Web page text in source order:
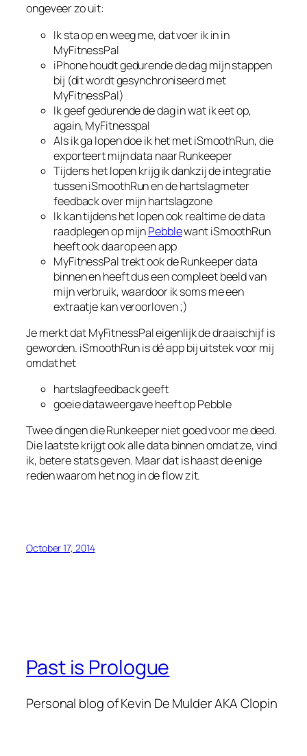
ongeveer zo uit:
Ik sta op en weeg me, dat voer ik in in
MyFitnessPal
iPhone houdt gedurende de dag mijn stappen
bij (dit wordt gesynchroniseerd met
MyFitnessPal)
Ik geef gedurende de dag in wat ik eet op,
again, MyFitnesspal
Als ik ga lopen doe ik het met iSmoothRun, die
exporteert mijn data naar Runkeeper
Tijdens het lopen krijg ik dankzij de integratie
tussen iSmoothRun en de hartslagmeter
feedback over mijn hartslagzone
Ik kan tijdens het lopen ook realtime de data
raadplegen op mijnPebblewant iSmoothRun
heeft ook daarop een app
MyFitnessPal trekt ook de Runkeeper data
binnen en heeft dus een compleet beeld van
mijn verbruik, waardoor ik soms me een
extraatje kan veroorloven ;)
Je merkt dat MyFitnessPal eigenlijk de draaischijf is
geworden. iSmoothRun is dé app bij uitstek voor mij
omdat het
hartslagfeedback geeft
goeie dataweergave heeft op Pebble
Twee dingen die Runkeeper niet goed voor me deed.
Die laatste krijgt ook alle data binnen omdat ze, vind
ik, betere stats geven. Maar dat is haast de enige
reden waarom het nog in de flow zit.
October 17, 2014
Past is Prologue
Personal blog of Kevin De Mulder AKA Clopin